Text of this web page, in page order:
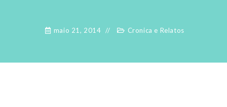
maio 21, 2014 Cronica e Relatos